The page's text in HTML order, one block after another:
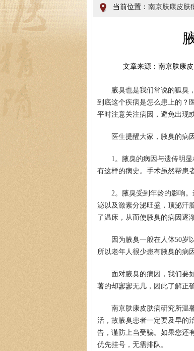
当前位置： 南京肤康皮肤
文章来源：南京肤康
腋臭也是我们常说的狐臭
到底这个疾病是怎么患上的？
平时注意关注病因，避免出现
医生提醒大家，腋臭的病
1。腋臭的病因与遗传明
有这样的病史。手术虽然帮患
2。腋臭受到年龄的影响
泌以及激素分泌旺盛，顶泌汗
了温床，从而使腋臭的病因逐
因为腋臭一般在人体50岁
所以老年人很少患有腋臭的病
面对腋臭的病因，我们要
著的却寥寥无几，因此了解正
南京肤康皮肤病研究所温
活，故腋臭患者一定要及早的
告，谨防上当受骗。如果您还
优先挂号，无需排队。